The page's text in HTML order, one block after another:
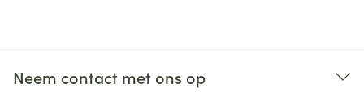
Neem contact met ons op